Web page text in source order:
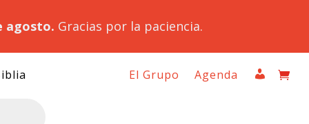
agosto. Gracias por la paciencia.
El Grupo Agenda